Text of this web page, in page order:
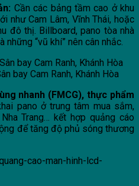
Cần các bảng tầm cao ở khu
như Cam Lâm, Vĩnh Thái, hoặc
đô thị. Billboard, pano tòa nhà
những “vũ khí” nên cân nhắc.
bay Cam Ranh, Khánh Hòa
nhanh (FMCG), thực phẩm
pano ở trung tâm mua sắm,
Trang… kết hợp quảng cáo
để tăng độ phủ sóng thương